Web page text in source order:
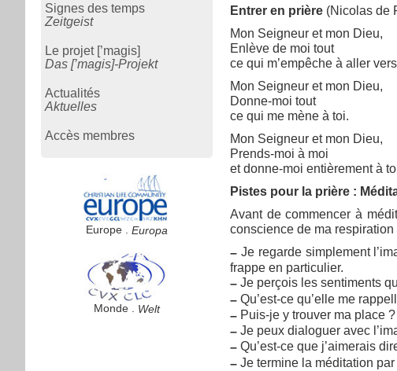
Signes des temps
Zeitgeist
Le projet [’magis]
Das [’magis]-Projekt
Actualités
Aktuelles
Accès membres
Europe . Europa
Monde . Welt
Entrer en prière (Nicolas de
Mon Seigneur et mon Dieu,
Enlève de moi tout
ce qui m’empêche à aller
Mon Seigneur et mon Dieu,
Donne-moi tout
ce qui me mène à toi.
Mon Seigneur et mon Dieu,
Prends-moi à moi
et donne-moi entièrement à
Pistes pour la prière :
Avant de commencer à
conscience de ma
– Je regarde simplement
frappe en particulier.
– Je perçois les sentiments
– Qu’est-ce qu’elle me
– Puis-je y trouver ma place ?
– Je peux dialoguer avec
– Qu’est-ce que j’aimerais
– Je termine la méditation